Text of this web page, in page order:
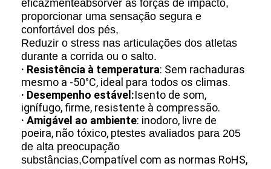
eficazmenteabsorver as forças de impacto,
proporcionar uma sensação segura e
confortável dos pés,
Reduzir o stress nas articulações dos atletas
durante a corrida ou o salto.
· Resistência à temperatura: Sem rachaduras
mesmo a -50°C, ideal para todos os climas.
· Desempenho estável:Isento de som,
ignífugo, firme, resistente à compressão.
· Amigável ao ambiente: inodoro, livre de
poeira, não tóxico, ptestes avaliados para 205
de alta preocupação
substâncias,Compatível com as normas RoHS,